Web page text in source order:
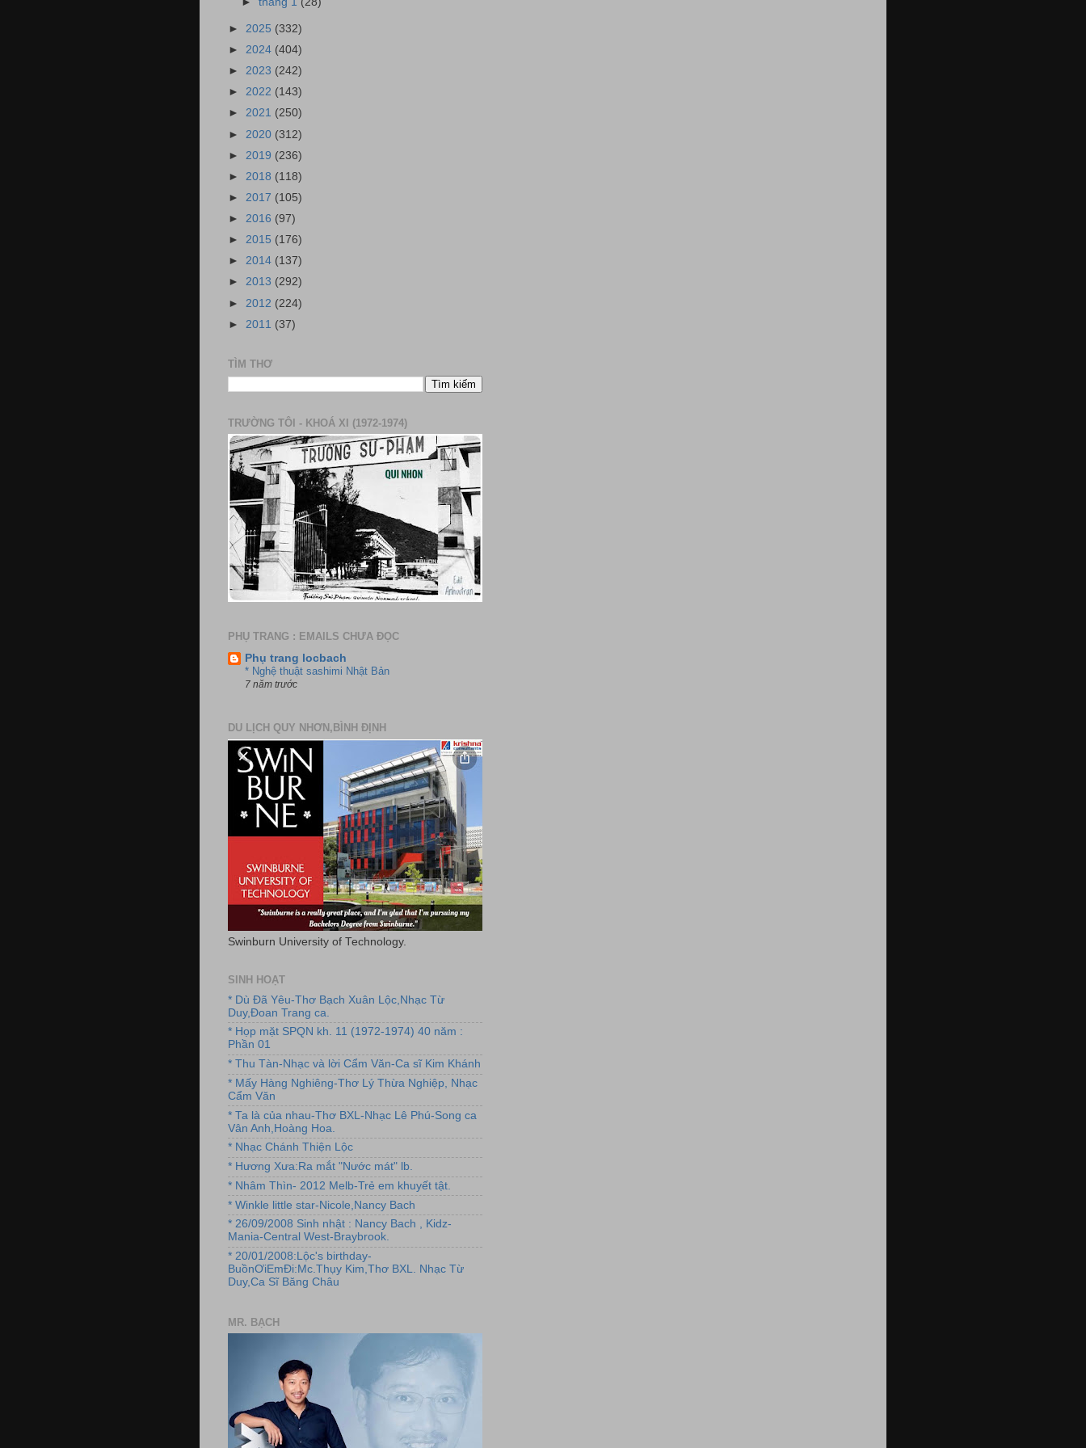
► 2025 (332)
► 2024 (404)
► 2023 (242)
► 2022 (143)
► 2021 (250)
► 2020 (312)
► 2019 (236)
► 2018 (118)
► 2017 (105)
► 2016 (97)
► 2015 (176)
► 2014 (137)
► 2013 (292)
► 2012 (224)
► 2011 (37)
TÌM THƠ
TRƯỜNG TÔI - KHOÁ XI (1972-1974)
PHỤ TRANG : EMAILS CHƯA ĐỌC
Phụ trang locbach
* Nghệ thuật sashimi Nhật Bản
7 năm trước
DU LỊCH QUY NHƠN,BÌNH ĐỊNH
Swinburn University of Technology.
SINH HOẠT
* Dù Đã Yêu-Thơ Bạch Xuân Lộc,Nhạc Từ
Duy,Đoan Trang ca.
* Họp mặt SPQN kh. 11 (1972-1974) 40 năm :
Phần 01
* Thu Tàn-Nhạc và lời Cẩm Văn-Ca sĩ Kim Khánh
* Mấy Hàng Nghiêng-Thơ Lý Thừa Nghiệp, Nhạc
Cẩm Văn
* Ta là của nhau-Thơ BXL-Nhạc Lê Phú-Song ca
Vân Anh,Hoàng Hoa.
* Nhạc Chánh Thiện Lộc
* Hương Xưa:Ra mắt "Nước mát" lb.
* Nhâm Thìn- 2012 Melb-Trẻ em khuyết tật.
* Winkle little star-Nicole,Nancy Bach
* 26/09/2008 Sinh nhật : Nancy Bach , Kidz-
Mania-Central West-Braybrook.
* 20/01/2008:Lộc's birthday-
BuồnƠiEmĐi:Mc.Thụy Kim,Thơ BXL. Nhạc Từ
Duy,Ca Sĩ Băng Châu
MR. BẠCH